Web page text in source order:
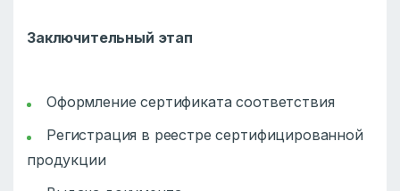
Заключительный этап
Оформление сертификата соответствия
Регистрация в реестре сертифицированной
продукции